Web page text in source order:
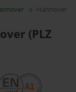
Hannover
(PLZ